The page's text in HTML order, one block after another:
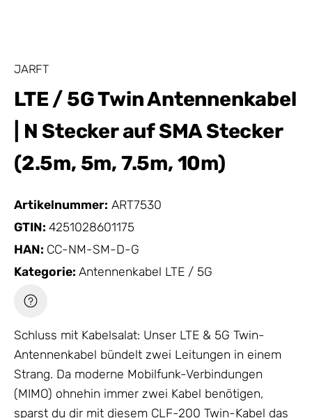
JARFT
LTE / 5G Twin Antennenkabel
| N Stecker auf SMA Stecker
(2.5m, 5m, 7.5m, 10m)
Artikelnummer: ART7530
GTIN: 4251028601175
HAN: CC-NM-SM-D-G
Kategorie: Antennenkabel LTE / 5G
Schluss mit Kabelsalat: Unser LTE & 5G Twin-
Antennenkabel bündelt zwei Leitungen in einem
Strang. Da moderne Mobilfunk-Verbindungen
(MIMO) ohnehin immer zwei Kabel benötigen,
sparst du dir mit diesem CLF-200 Twin-Kabel das